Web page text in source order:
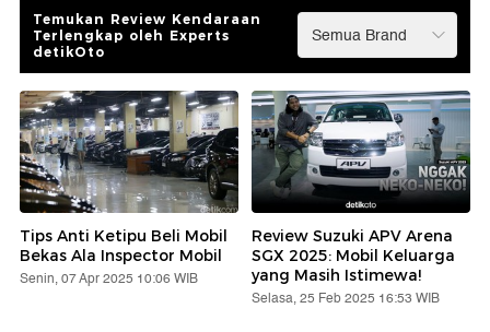
Temukan Review Kendaraan
Terlengkap oleh Experts
detikOto
Tips Anti Ketipu Beli Mobil
Bekas Ala Inspector Mobil
Senin, 07 Apr 2025 10:06 WIB
Review Suzuki APV Arena
SGX 2025: Mobil Keluarga
yang Masih Istimewa!
Selasa, 25 Feb 2025 16:53 WIB